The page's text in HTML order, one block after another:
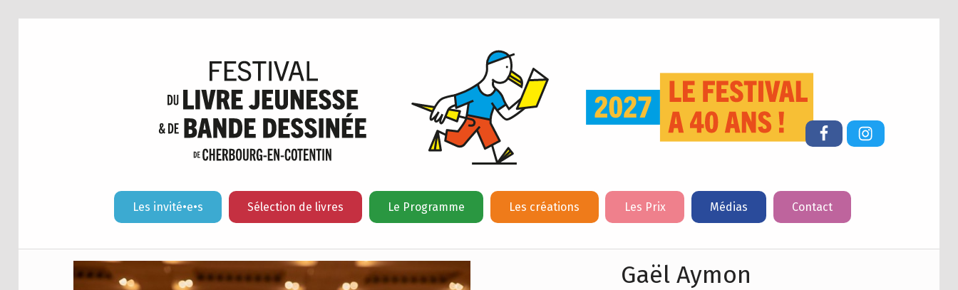
Les invité•e•s Sélection de livres Le Programme Les créations Les Prix Médias Contact
FacebookInstagram
Gaël Aymon